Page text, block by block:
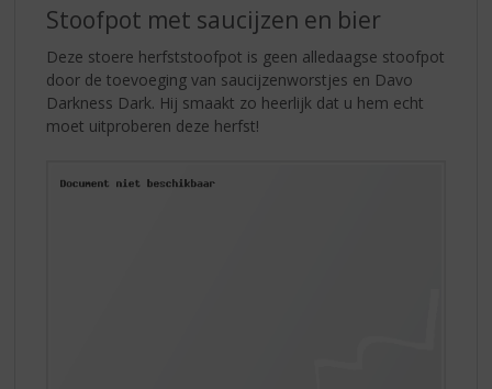
Stoofpot met saucijzen en bier
Deze stoere herfststoofpot is geen alledaagse stoofpot
door de toevoeging van saucijzenworstjes en Davo
Darkness Dark. Hij smaakt zo heerlijk dat u hem echt
moet uitproberen deze herfst!